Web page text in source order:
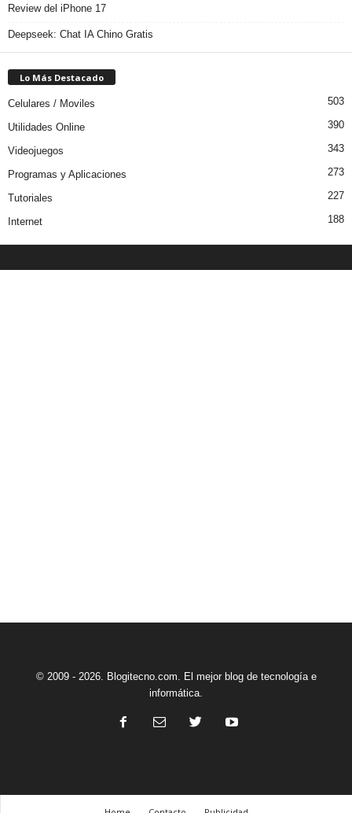
Review del iPhone 17
Deepseek: Chat IA Chino Gratis
Lo Más Destacado
Celulares / Moviles 503
Utilidades Online 390
Videojuegos 343
Programas y Aplicaciones 273
Tutoriales 227
Internet 188
© 2009 - 2026. Blogitecno.com. El mejor blog de tecnología e
informática.